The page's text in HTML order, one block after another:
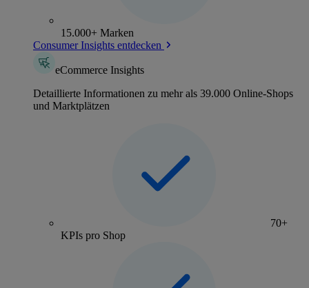
15.000+ Marken
Consumer Insights entdecken
eCommerce Insights
Detaillierte Informationen zu mehr als 39.000 Online-Shops
und Marktplätzen
70+
KPIs pro Shop